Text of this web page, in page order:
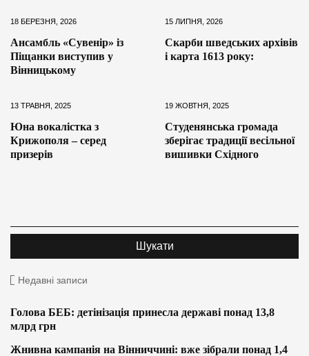
18 БЕРЕЗНЯ, 2026
Ансамбль «Сувенір» із
Піщанки виступив у
Вінницькому
15 ЛИПНЯ, 2026
Скарби шведських архівів
і карта 1613 року:
13 ТРАВНЯ, 2025
Юна вокалістка з
Крижополя – серед
призерів
19 ЖОВТНЯ, 2025
Студенянська громада
зберігає традиції весільної
вишивки Східного
Недавні записи
Голова БЕБ: детінізація принесла державі понад 13,8
млрд грн
Жнивна кампанія на Вінниччині: вже зібрали понад 1,4